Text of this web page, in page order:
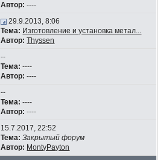
Автор: ----
29.9.2013, 8:06
Тема: Изготовление и установка метал...
Автор: Thyssen
--
Тема: ----
Автор: ----
--
Тема: ----
Автор: ----
15.7.2017, 22:52
Тема: Закрытый форум
Автор: MontyPayton